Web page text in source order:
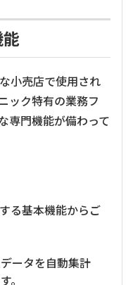
小売店で使用され
ック特有の業務フ
専門機能が備わって
る基本機能からご
ータを自動集計
。